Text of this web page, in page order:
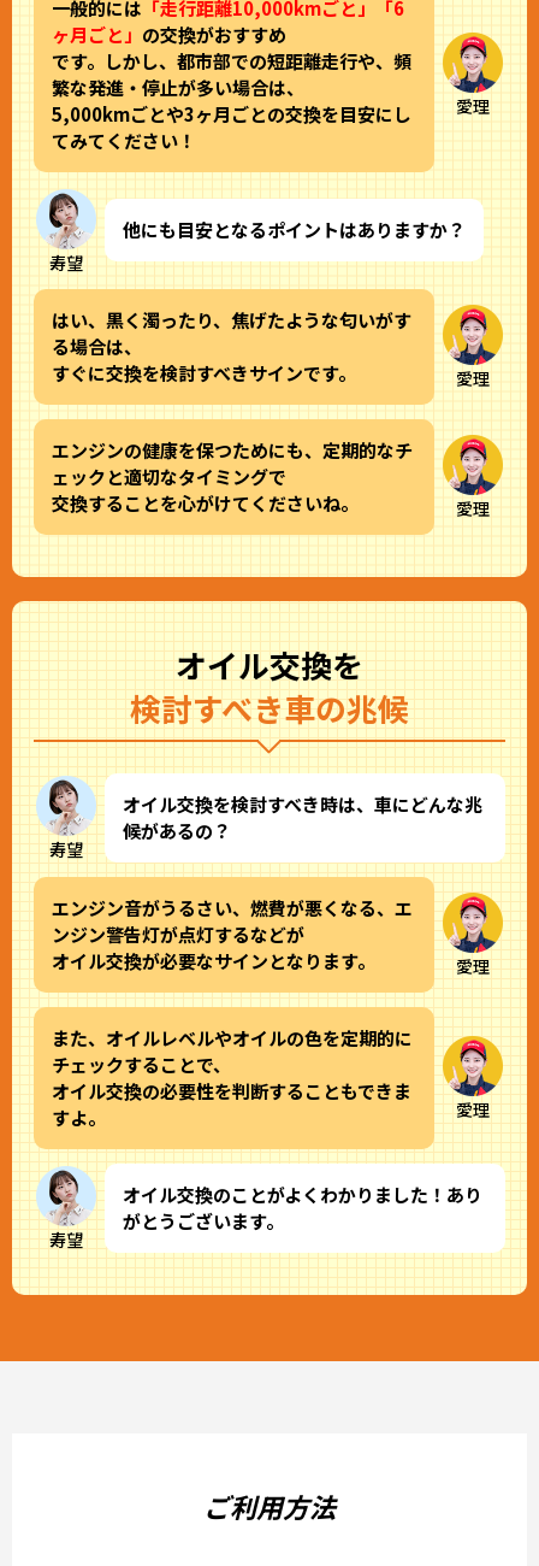
愛理
一般的には 「走行距離10,000kmごと」「6
ヶ月ごと」 の交換がおすすめ
です。しかし、都市部での短距離走行や、頻
繁な発進・停止が多い場合は、
5,000kmごとや3ヶ月ごとの交換を目安にし
てみてください！
寿望
他にも目安となるポイントはありますか？
愛理
はい、黒く濁ったり、焦げたような匂いがす
る場合は、
すぐに交換を検討すべきサインです。
愛理
エンジンの健康を保つためにも、定期的なチ
ェックと適切なタイミングで
交換することを心がけてくださいね。
オイル交換を
検討すべき車の兆候
寿望
オイル交換を検討すべき時は、車にどんな兆
候があるの？
愛理
エンジン音がうるさい、燃費が悪くなる、エ
ンジン警告灯が点灯するなどが
オイル交換が必要なサインとなります。
愛理
また、オイルレベルやオイルの色を定期的に
チェックすることで、
オイル交換の必要性を判断することもできま
すよ。
寿望
オイル交換のことがよくわかりました！あり
がとうございます。
ご利用方法